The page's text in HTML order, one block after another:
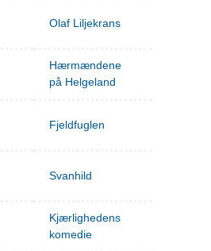
Olaf Liljekrans
Hærmændene
på Helgeland
Fjeldfuglen
Svanhild
Kjærlighedens
komedie